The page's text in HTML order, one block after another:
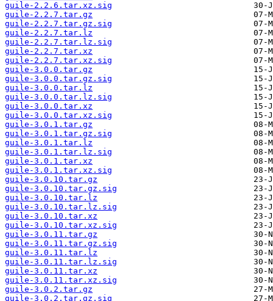
guile-2.2.6.tar.xz.sig
guile-2.2.7.tar.gz
guile-2.2.7.tar.gz.sig
guile-2.2.7.tar.lz
guile-2.2.7.tar.lz.sig
guile-2.2.7.tar.xz
guile-2.2.7.tar.xz.sig
guile-3.0.0.tar.gz
guile-3.0.0.tar.gz.sig
guile-3.0.0.tar.lz
guile-3.0.0.tar.lz.sig
guile-3.0.0.tar.xz
guile-3.0.0.tar.xz.sig
guile-3.0.1.tar.gz
guile-3.0.1.tar.gz.sig
guile-3.0.1.tar.lz
guile-3.0.1.tar.lz.sig
guile-3.0.1.tar.xz
guile-3.0.1.tar.xz.sig
guile-3.0.10.tar.gz
guile-3.0.10.tar.gz.sig
guile-3.0.10.tar.lz
guile-3.0.10.tar.lz.sig
guile-3.0.10.tar.xz
guile-3.0.10.tar.xz.sig
guile-3.0.11.tar.gz
guile-3.0.11.tar.gz.sig
guile-3.0.11.tar.lz
guile-3.0.11.tar.lz.sig
guile-3.0.11.tar.xz
guile-3.0.11.tar.xz.sig
guile-3.0.2.tar.gz
guile-3.0.2.tar.gz.sig